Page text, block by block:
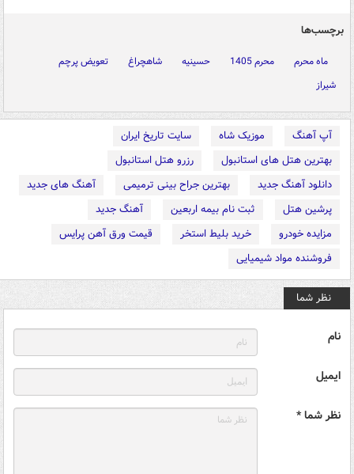
برچسب‌ها
ماه محرم محرم 1405 حسینیه شاهچراغ
تعویض پرچم
شیراز
آپ آهنگ موزیک شاه
سایت تاریخ ایران
بهترین هتل های استانبول
رزرو هتل استانبول
دانلود آهنگ جدید
بهترین جراح بینی ترمیمی
آهنگ های جدید
پرشین هتل
ثبت نام بیمه اربعین
آهنگ جدید
مزایده خودرو
خرید بلیط استخر
قیمت ورق آهن پرایس
فروشنده مواد شیمیایی
نظر شما
نام
ایمیل
نظر شما *